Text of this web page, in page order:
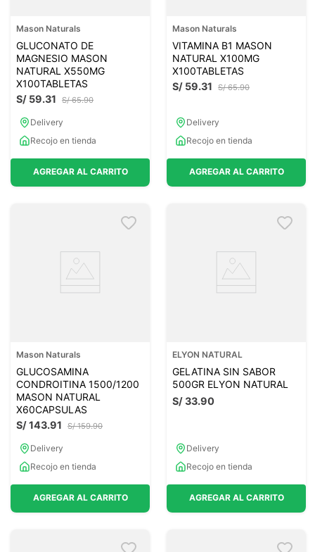
Mason Naturals
GLUCONATO DE
MAGNESIO MASON
NATURAL X550MG
X100TABLETAS
S/ 65.90
S/ 59.31
Delivery
Recojo en tienda
AGREGAR AL CARRITO
Mason Naturals
VITAMINA B1 MASON
NATURAL X100MG
X100TABLETAS
S/ 65.90
S/ 59.31
Delivery
Recojo en tienda
AGREGAR AL CARRITO
Mason Naturals
GLUCOSAMINA
CONDROITINA 1500/1200
MASON NATURAL
X60CAPSULAS
S/ 159.90
S/143.91
Delivery
Recojo en tienda
AGREGAR AL CARRITO
ELYON NATURAL
GELATINA SIN SABOR
500GR ELYON NATURAL
S/33.90
Delivery
Recojo en tienda
AGREGAR AL CARRITO